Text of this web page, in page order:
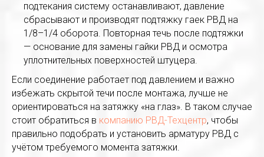
подтекания систему останавливают, давление
сбрасывают и производят подтяжку гаек РВД на
1/8–1/4 оборота. Повторная течь после подтяжки
— основание для замены гайки РВД и осмотра
уплотнительных поверхностей штуцера.
Если соединение работает под давлением и важно
избежать скрытой течи после монтажа, лучше не
ориентироваться на затяжку «на глаз». В таком случае
стоит обратиться в компанию РВД-Техцентр, чтобы
правильно подобрать и установить арматуру РВД с
учётом требуемого момента затяжки.